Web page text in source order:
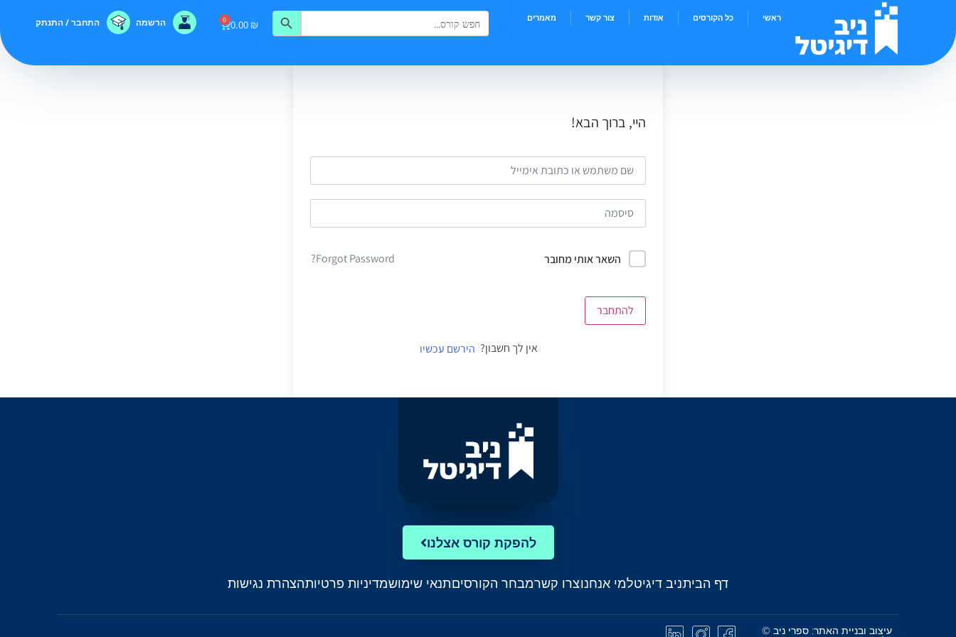
ראשי כל הקורסים אודות צור קשר מאמרים Search
for:
Search Button
0.00 ₪
0 הרשמה התחבר / התנתק
היי, ברוך הבא!
השאר אותי מחובר Forgot Password?
להתחבר
אין לך חשבון? הירשם עכשיו
להפקת קורס אצלנו
דף הביתניב דיגיטלמי אנחנוצרו קשרמבחר הקורסיםתנאי שימושמדיניות פרטיותהצהרת נגישות
עיצוב ובניית האתר: ספרי ניב ©